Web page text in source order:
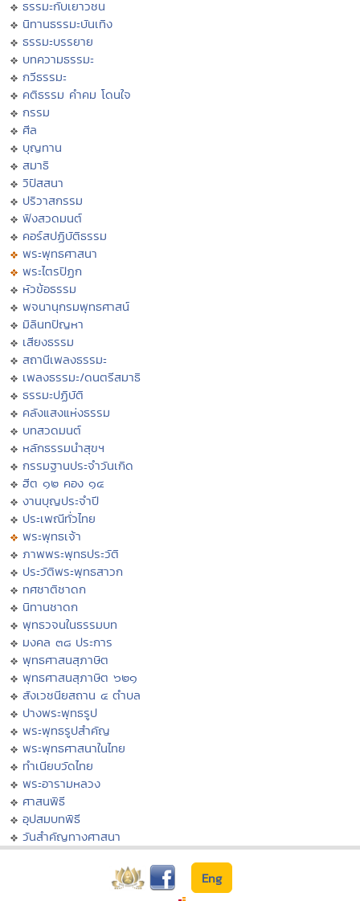
ธรรมะกับเยาวชน
นิทานธรรมะบันเทิง
ธรรมะบรรยาย
บทความธรรมะ
กวีธรรมะ
คติธรรม คำคม โดนใจ
กรรม
ศีล
บุญทาน
สมาธิ
วิปัสสนา
ปริวาสกรรม
ฟังสวดมนต์
คอร์สปฏิบัติธรรม
พระพุทธศาสนา
พระไตรปิฏก
หัวข้อธรรม
พจนานุกรมพุทธศาสน์
มิลินทปัญหา
เสียงธรรม
สถานีเพลงธรรมะ
เพลงธรรมะ/ดนตรีสมาธิ
ธรรมะปฏิบัติ
คลังแสงแห่งธรรม
บทสวดมนต์
หลักธรรมนำสุขฯ
กรรมฐานประจำวันเกิด
ฮีต ๑๒ คอง ๑๔
งานบุญประจำปี
ประเพณีทั่วไทย
พระพุทธเจ้า
ภาพพระพุทธประวัติ
ประวัติพระพุทธสาวก
ทศชาติชาดก
นิทานชาดก
พุทธวจนในธรรมบท
มงคล ๓๘ ประการ
พุทธศาสนสุภาษิต
พุทธศาสนสุภาษิต ๖๒๑
สังเวชนียสถาน ๔ ตำบล
ปางพระพุทธรูป
พระพุทธรูปสำคัญ
พระพุทธศาสนาในไทย
ทำเนียบวัดไทย
พระอารามหลวง
ศาสนพิธี
อุปสมบทพิธี
วันสำคัญทางศาสนา
Eng